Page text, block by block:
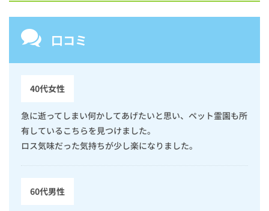
口コミ
40代女性
急に逝ってしまい何かしてあげたいと思い、ペット霊園も所
有しているこちらを見つけました。
ロス気味だった気持ちが少し楽になりました。
60代男性